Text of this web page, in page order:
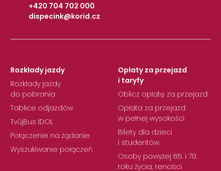
+420 704 702 000
|
dispecink@korid.cz
Rozkłady jazdy
Rozkłady jazdy
do pobrania
Tablice odjazdów
TvůjBus IDOL
Połączenie na żądanie
Wyszukiwanie połączeń
Opłaty za przejazd
i taryfy
Oblicz opłatę za przejazd
Opłata za przejazd
w pełnej wysokości
Bilety dla dzieci
i studentów
Osoby powyżej 65. i 70.
roku życia, renciści